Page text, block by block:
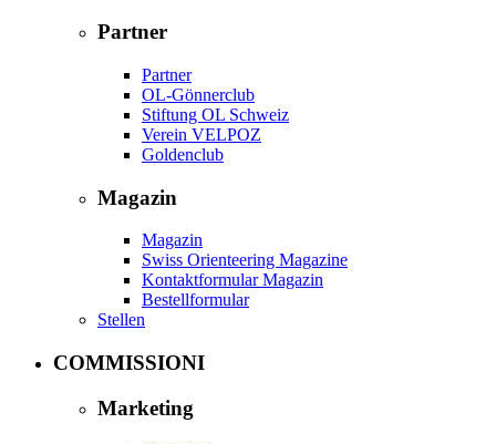
Partner
Partner
OL-Gönnerclub
Stiftung OL Schweiz
Verein VELPOZ
Goldenclub
Magazin
Magazin
Swiss Orienteering Magazine
Kontaktformular Magazin
Bestellformular
Stellen
COMMISSIONI
Marketing